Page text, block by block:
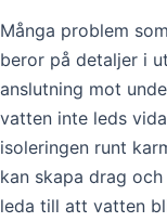
Många problem
beror på detaljer i
anslutning mot
vatten inte leds
isoleringen runt
kan skapa drag
leda till att vatten